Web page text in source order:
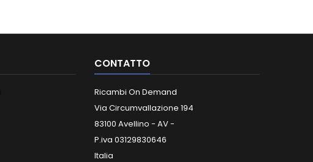
CONTATTO
Ricambi On Demand
Via Circumvallazione 194
83100 Avellino - AV -
P.iva 03129830646
Italia